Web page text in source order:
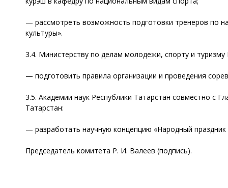
— рассмотреть возможность подготовки тренеров по
культуры».
3.4. Министерству по делам молодежи, спорту и туризму
— подготовить правила организации и проведения
3.5. Академии наук Республики Татарстан совместно с
Татарстан:
— разработать научную концепцию «Народный
Председатель комитета Р. И. Валеев (подпись).